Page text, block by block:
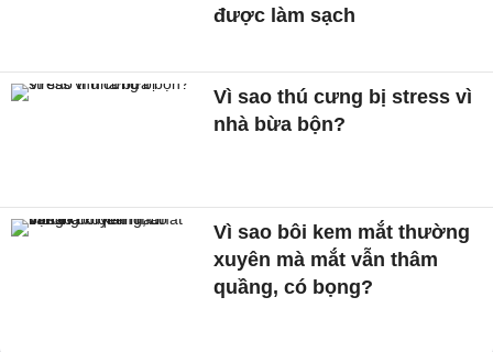
được làm sạch
Vì sao thú cưng bị stress vì
nhà bừa bộn?
Vì sao bôi kem mắt thường
xuyên mà mắt vẫn thâm
quầng, có bọng?